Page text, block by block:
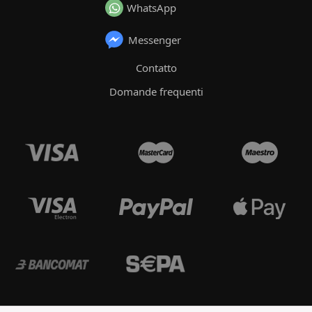
WhatsApp
Messenger
Contatto
Domande frequenti